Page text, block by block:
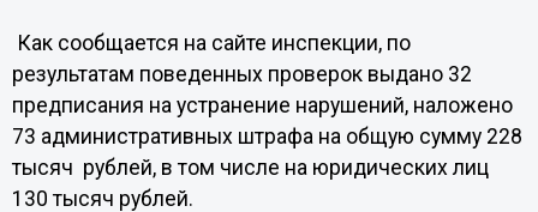
Как сообщается на сайте инспекции, по
результатам поведенных проверок выдано 32
предписания на устранение нарушений, наложено
73 административных штрафа на общую сумму 228
тысяч рублей, в том числе на юридических лиц
130 тысяч рублей.